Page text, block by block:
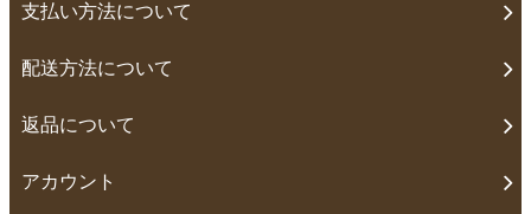
支払い方法について
配送方法について
返品について
アカウント